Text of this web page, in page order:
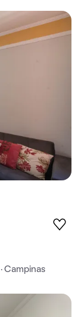
Campinas